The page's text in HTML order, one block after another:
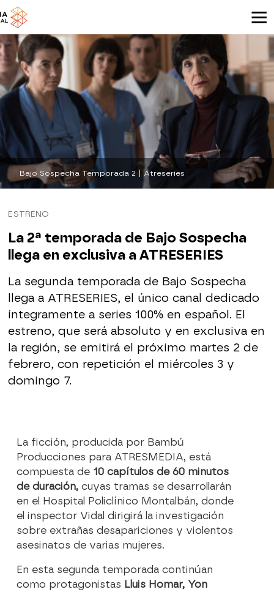
ESTRENO
La 2ª temporada de Bajo Sospecha
llega en exclusiva a ATRESERIES
La segunda temporada de Bajo Sospecha
llega a ATRESERIES, el único canal dedicado
íntegramente a series 100% en español. El
estreno, que será absoluto y en exclusiva en
la región, se emitirá el próximo martes 2 de
febrero, con repetición el miércoles 3 y
domingo 7.
Bajo Sospecha Temporada 2 | Atreseries
La ficción, producida por Bambú
Producciones para ATRESMEDIA, está
compuesta de 10 capítulos de 60 minutos
de duración, cuyas tramas se desarrollarán
en el Hospital Policlínico Montalbán, donde
el inspector Vidal dirigirá la investigación
sobre extrañas desapariciones y violentos
asesinatos de varias mujeres.
En esta segunda temporada continúan
como protagonistas Lluis Homar, Yon